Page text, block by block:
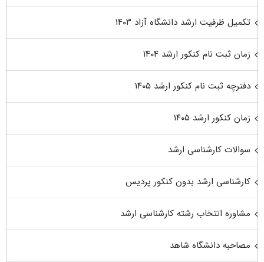
تکمیل ظرفیت ارشد دانشگاه آزاد ۱۴۰۳
زمان ثبت نام کنکور ارشد ۱۴۰۴
دفترچه ثبت نام کنکور ارشد ۱۴۰۵
زمان کنکور ارشد ۱۴۰۵
سوالات کارشناسی ارشد
کارشناسی ارشد بدون کنکور پردیس
مشاوره انتخاب رشته کارشناسی ارشد
مصاحبه دانشگاه شاهد